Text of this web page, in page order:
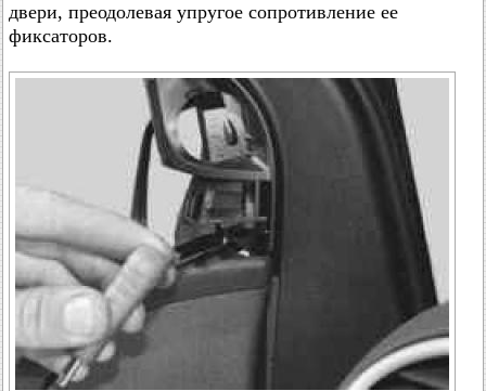
двери, преодолевая упругое сопротивление ее
фиксаторов.